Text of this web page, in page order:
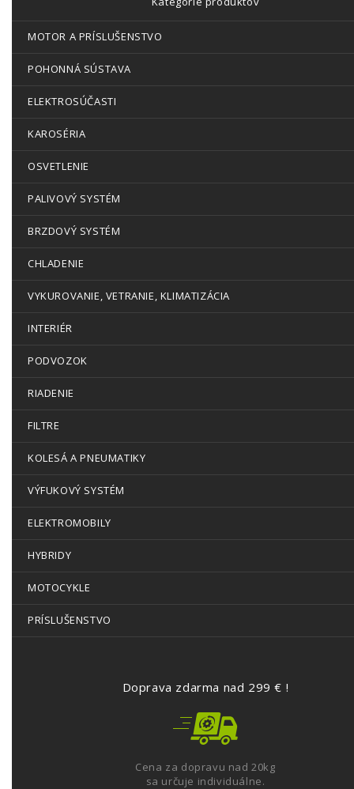
MOTOR A PRÍSLUŠENSTVO
POHONNÁ SÚSTAVA
ELEKTROSÚČASTI
KAROSÉRIA
OSVETLENIE
PALIVOVÝ SYSTÉM
BRZDOVÝ SYSTÉM
CHLADENIE
VYKUROVANIE, VETRANIE, KLIMATIZÁCIA
INTERIÉR
PODVOZOK
RIADENIE
FILTRE
KOLESÁ A PNEUMATIKY
VÝFUKOVÝ SYSTÉM
ELEKTROMOBILY
HYBRIDY
MOTOCYKLE
PRÍSLUŠENSTVO
Doprava zdarma nad 299 € !
Cena za dopravu nad 20kg
sa určuje individuálne.